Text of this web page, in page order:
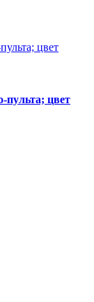
пульта; цвет